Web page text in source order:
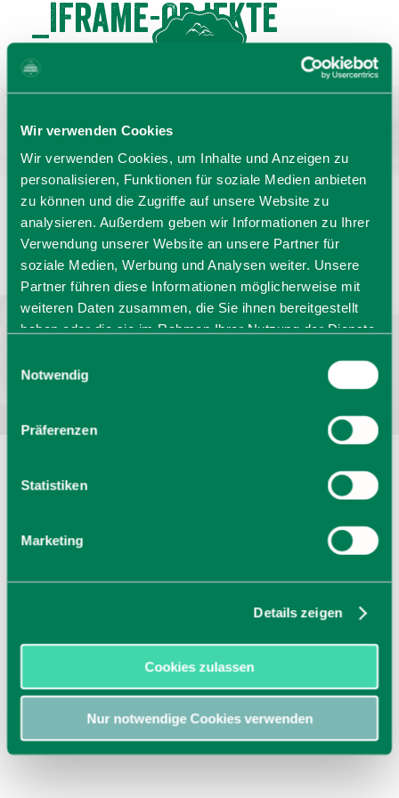
Wir verwenden Cookies
Wir verwenden Cookies, um Inhalte und Anzeigen zu
personalisieren, Funktionen für soziale Medien anbieten
zu können und die Zugriffe auf unsere Website zu
analysieren. Außerdem geben wir Informationen zu Ihrer
Verwendung unserer Website an unsere Partner für
soziale Medien, Werbung und Analysen weiter. Unsere
Partner führen diese Informationen möglicherweise mit
weiteren Daten zusammen, die Sie ihnen bereitgestellt
haben oder die sie im Rahmen Ihrer Nutzung der Dienste
Cookies, wenn Sie unsere Webseite weiterhin nutzen.
Notwendig
Präferenzen
Statistiken
Marketing
Details zeigen
Cookies zulassen
Nur notwendige Cookies verwenden
_IFrame-Objekte
Sprache wählen: DE EN IT
Barrierefrei reisen Filmregion
Prospekte
Kontakt
Impressum
Datenschutz
Erklärung zur Barrierefreiheit
Bayern - traditionell anders
GASTGEBERSUCHE